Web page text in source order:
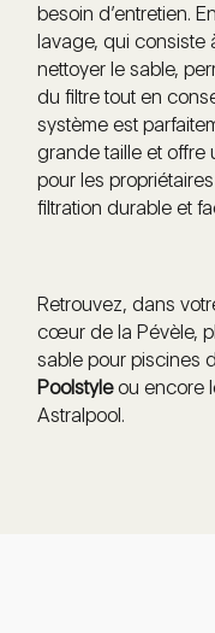
besoin d’entretien.
lavage, qui consiste
nettoyer le sable,
du filtre tout en
système est
grande taille et offre
pour les
filtration durable et
Retrouvez, dans
cœur de la Pévèle,
sable pour piscines
Poolstyleou encore
Astralpool.